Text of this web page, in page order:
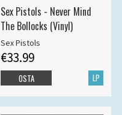
Sex Pistols - Never Mind
The Bollocks (Vinyl)
Sex Pistols
€33.99
LP
OSTA